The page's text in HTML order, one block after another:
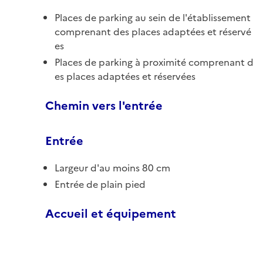
Places de parking au sein de l'établissement
comprenant des places adaptées et réservé
es
Places de parking à proximité comprenant d
es places adaptées et réservées
Chemin vers l'entrée
Entrée
Largeur d'au moins 80 cm
Entrée de plain pied
Accueil et équipement